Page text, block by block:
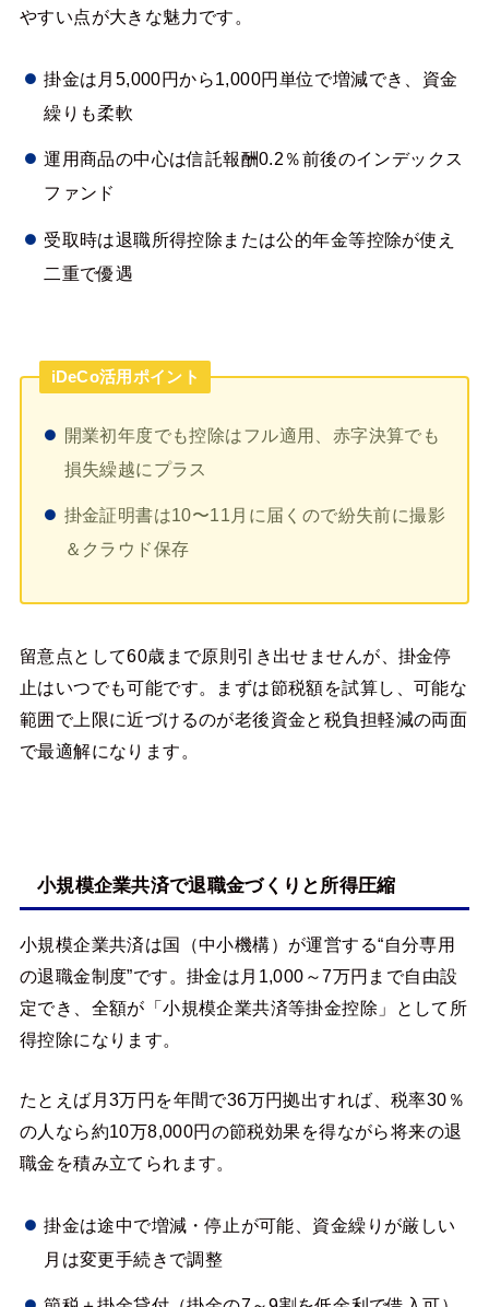
やすい点が大きな魅力です。
掛金は月5,000円から1,000円単位で増減でき、資金
繰りも柔軟
運用商品の中心は信託報酬0.2％前後のインデックス
ファンド
受取時は退職所得控除または公的年金等控除が使え
二重で優遇
iDeCo活用ポイント
開業初年度でも控除はフル適用、赤字決算でも
損失繰越にプラス
掛金証明書は10〜11月に届くので紛失前に撮影
＆クラウド保存
留意点として60歳まで原則引き出せませんが、掛金停
止はいつでも可能です。まずは節税額を試算し、可能な
範囲で上限に近づけるのが老後資金と税負担軽減の両面
で最適解になります。
小規模企業共済で退職金づくりと所得圧縮
小規模企業共済は国（中小機構）が運営する“自分専用
の退職金制度”です。掛金は月1,000～7万円まで自由設
定でき、全額が「小規模企業共済等掛金控除」として所
得控除になります。
たとえば月3万円を年間で36万円拠出すれば、税率30％
の人なら約10万8,000円の節税効果を得ながら将来の退
職金を積み立てられます。
掛金は途中で増減・停止が可能、資金繰りが厳しい
月は変更手続きで調整